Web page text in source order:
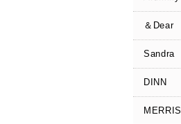
＆Dear
Sandra
DINN
MERRIS